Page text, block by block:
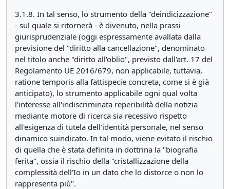
3.1.8. In tal senso, lo strumento della "deindicizzazione"
- sul quale si ritornerà - è divenuto, nella prassi
giurisprudenziale (oggi espressamente avallata dalla
previsione del "diritto alla cancellazione", denominato
nel titolo anche "diritto all'oblio", previsto dall'art. 17 del
Regolamento UE 2016/679, non applicabile, tuttavia,
ratione temporis alla fattispecie concreta, come si è già
anticipato), lo strumento applicabile ogni qual volta
l'interesse all'indiscriminata reperibilità della notizia
mediante motore di ricerca sia recessivo rispetto
all'esigenza di tutela dell'identità personale, nel senso
dinamico suindicato. In tal modo, viene evitato il rischio
di quella che è stata definita in dottrina la "biografia
ferita", ossia il rischio della "cristallizzazione della
complessità dell'Io in un dato che lo distorce o non lo
rappresenta più".